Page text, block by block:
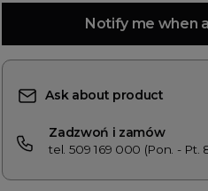
Notify me when
Ask about product
Zadzwoń i zamów
tel. 509 169 000 (Pon. - Pt.